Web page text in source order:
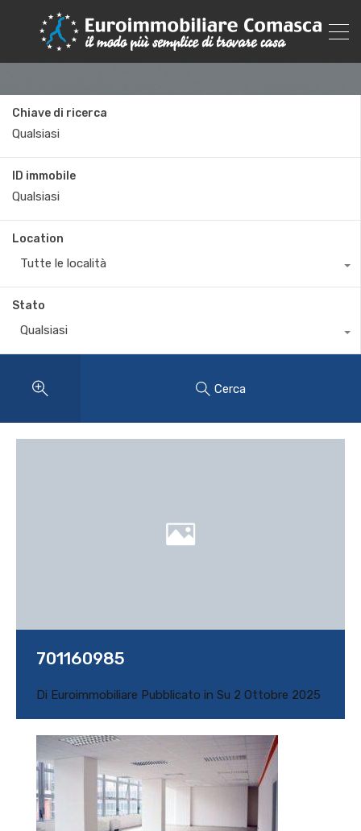
Chiave di ricerca
ID immobile
Location
Tutte le località
Stato
Qualsiasi
Cerca
701160985
Di Euroimmobiliare Pubblicato in Su 2 Ottobre 2025